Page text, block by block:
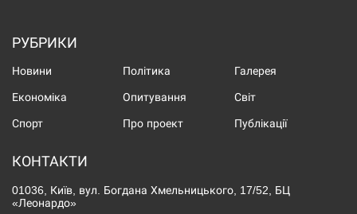
РУБРИКИ
Новини Політика Галерея
Економіка Опитування Світ
Спорт Про проект Публікації
КОНТАКТИ
01036, Київ, вул. Богдана Хмельницького, 17/52, БЦ
«Леонардо»